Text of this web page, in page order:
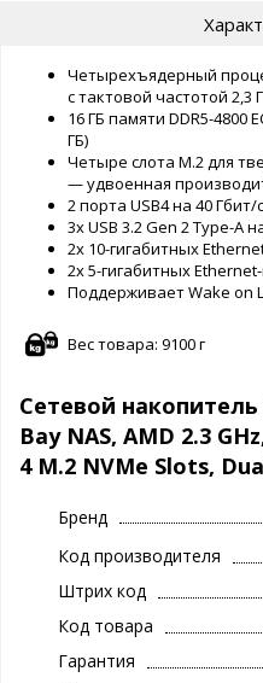
Четырехъядерный
с тактовой частотой 2,3
16 ГБ памяти DDR5-4800
ГБ)
Четыре слота M.2 для
— удвоенная
2 порта USB4 на 40 Гбит/с
3x USB 3.2 Gen 2 Type-A
2x 10-гигабитных
2x 5-гигабитных
Поддерживает Wake on
Вес товара: 9100 г
Сетевой накопитель
Bay NAS, AMD 2.3
4 M.2 NVMe Slots,
Бренд
Код производителя
Штрих код
Код товара
Гарантия